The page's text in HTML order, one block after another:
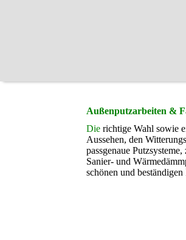
Außenputzarbeiten &
Die richtige Wahl sowie
Aussehen, den
passgenaue
Sanier- und
schönen und beständigen